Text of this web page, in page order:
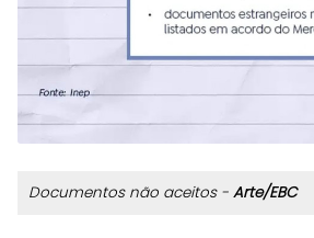
Documentos não aceitos - Arte/EBC